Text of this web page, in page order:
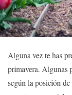
Alguna vez te has
primavera. Algunas
según la posición